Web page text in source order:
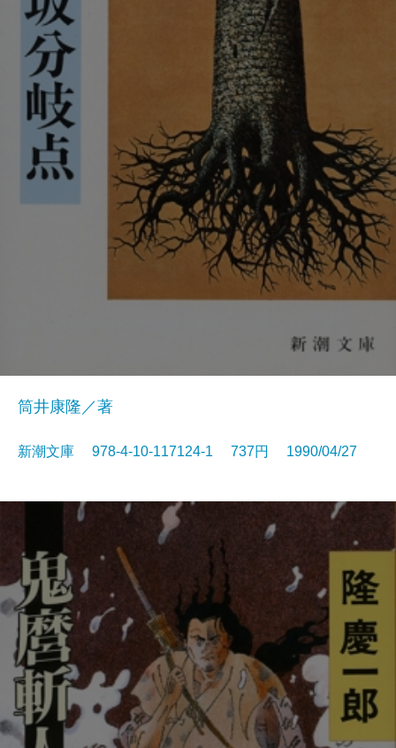
筒井康隆／著
新潮文庫 978-4-10-117124-1 737円 1990/04/27